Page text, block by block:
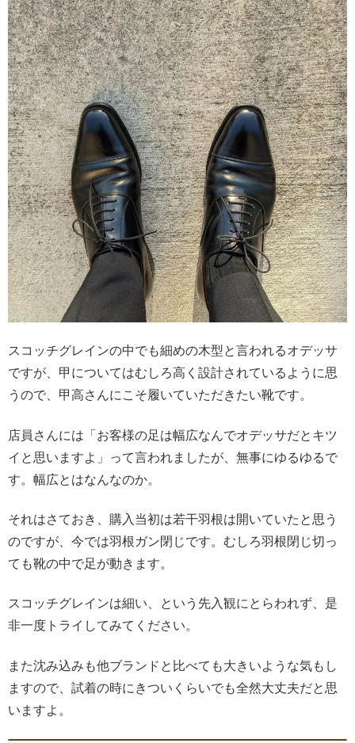
スコッチグレインの中でも細めの木型と言われるオデッサ
ですが、甲についてはむしろ高く設計されているように思
うので、甲高さんにこそ履いていただきたい靴です。
店員さんには「お客様の足は幅広なんでオデッサだとキツ
イと思いますよ」って言われましたが、無事にゆるゆるで
す。幅広とはなんなのか。
それはさておき、購入当初は若干羽根は開いていたと思う
のですが、今では羽根ガン閉じです。むしろ羽根閉じ切っ
ても靴の中で足が動きます。
スコッチグレインは細い、という先入観にとらわれず、是
非一度トライしてみてください。
また沈み込みも他ブランドと比べても大きいような気もし
ますので、試着の時にきついくらいでも全然大丈夫だと思
いますよ。